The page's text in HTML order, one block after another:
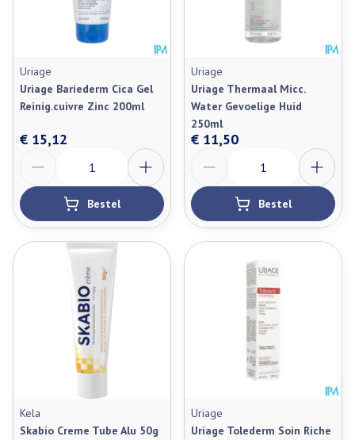
Uriage
Uriage Bariederm Cica Gel
Reinig.cuivre Zinc 200ml
€ 15,12
Bestel
Uriage
Uriage Thermaal Micc.
Water Gevoelige Huid
250ml
€ 11,50
Bestel
Kela
Skabio Creme Tube Alu 50g
Uriage
Uriage Tolederm Soin Riche